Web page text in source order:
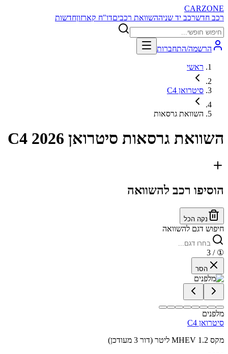
CARZONE
רכב חדשרכב יד שניההשוואת רכביםדו"ח קארזוןחדשות
הרשמה/התחברות
ראשי
סיטרואן C4
השוואת גרסאות
השוואת גרסאות סיטרואן C4 2026
הוסיפו רכב להשוואה
נקה הכל
חיפוש דגם להשוואה
①
/ 3
הסר
מלפנים
סיטרואן C4
מקס MHEV 1.2 ליטר (דור 3 מעודכן)